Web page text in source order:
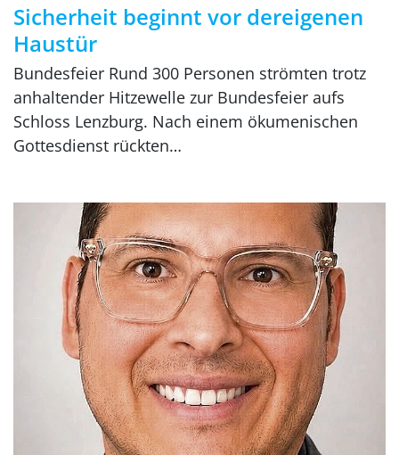
Sicherheit beginnt vor dereigenen
Haustür
Bundesfeier Rund 300 Personen strömten trotz
anhaltender Hitzewelle zur Bundesfeier aufs
Schloss Lenzburg. Nach einem ökumenischen
Gottesdienst rückten…